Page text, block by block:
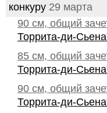
конкуру 29 марта
90 см, общий
Торрита-ди-
85 см, общий
Торрита-ди-
90 см, общий
Торрита-ди-